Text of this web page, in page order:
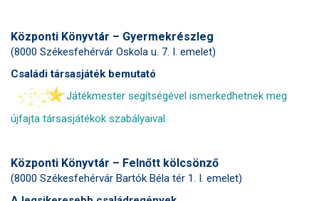
Központi Könyvtár – Gyermekrészleg
(8000 Székesfehérvár Oskola u. 7. I. emelet)
Családi társasjáték bemutató
Játékmester segítségével ismerkedhetnek meg
újfajta társasjátékok szabályaival.
Központi Könyvtár – Felnőtt kölcsönző
(8000 Székesfehérvár Bartók Béla tér 1. I. emelet)